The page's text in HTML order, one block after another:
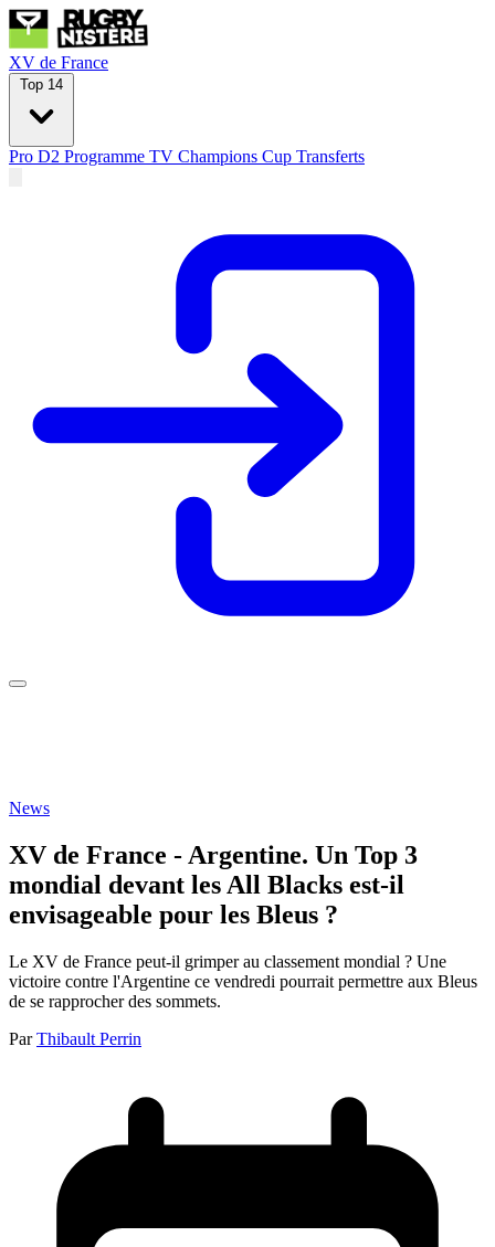
XV de France
Top 14
Pro D2 Programme TV Champions Cup Transferts
News
XV de France - Argentine. Un Top 3
mondial devant les All Blacks est-il
envisageable pour les Bleus ?
Le XV de France peut-il grimper au classement mondial ? Une
victoire contre l'Argentine ce vendredi pourrait permettre aux Bleus
de se rapprocher des sommets.
Par Thibault Perrin